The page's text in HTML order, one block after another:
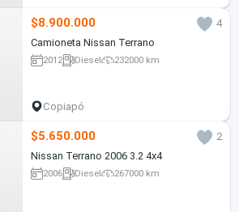
$8.900.000
4
Camioneta Nissan Terrano
2012 Diesel 232000 km
Copiapó
$5.650.000
2
Nissan Terrano 2006 3.2 4x4
2006 Diesel 267000 km